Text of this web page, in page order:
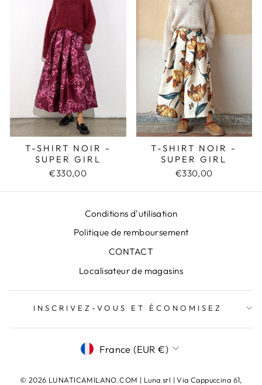
T-SHIRT NOIR -
SUPER GIRL
€330,00
T-SHIRT NOIR -
SUPER GIRL
€330,00
Conditions d'utilisation
Politique de remboursement
CONTACT
Localisateur de magasins
INSCRIVEZ-VOUS ET ÉCONOMISEZ
DEVISE
France (EUR €)
© 2026 LUNATICAMILANO.COM | Luna srl ​​​​| Via Cappuccina 61,